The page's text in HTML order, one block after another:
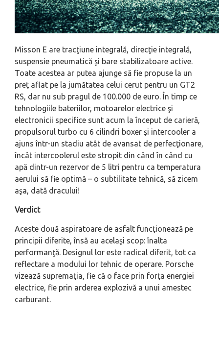
Misson E are tracţiune integrală, direcţie integrală,
suspensie pneumatică şi bare stabilizatoare active.
Toate acestea ar putea ajunge să fie propuse la un
preţ aflat pe la jumătatea celui cerut pentru un GT2
RS, dar nu sub pragul de 100.000 de euro. În timp ce
tehnologiile bateriilor, motoarelor electrice şi
electronicii specifice sunt acum la început de carieră,
propulsorul turbo cu 6 cilindri boxer şi intercooler a
ajuns într-un stadiu atât de avansat de perfecţionare,
încât intercoolerul este stropit din când în când cu
apă dintr-un rezervor de 5 litri pentru ca temperatura
aerului să fie optimă – o subtilitate tehnică, să zicem
aşa, dată dracului!
Verdict
Aceste două aspiratoare de asfalt funcţionează pe
principii diferite, însă au acelaşi scop: înalta
performanţă. Designul lor este radical diferit, tot ca
reflectare a modului lor tehnic de operare. Porsche
vizează supremaţia, fie că o face prin forţa energiei
electrice, fie prin arderea explozivă a unui amestec
carburant.